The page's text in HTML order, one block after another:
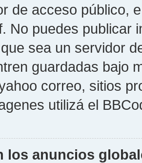
de acceso público,
No puedes publicar
sea un servidor
guardadas bajo
correo, sitios
utilizá el
los anuncios